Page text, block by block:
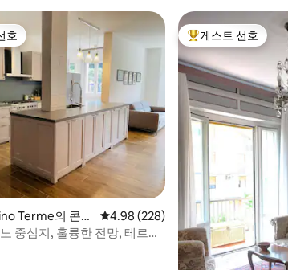
선호
호
Terme의 콘도
평점 4.98점(5점 만점), 후기 228개
4.98 (228)
중심지, 훌륭한 전망, 테르메
상위 게스트 선호
게스트 선호